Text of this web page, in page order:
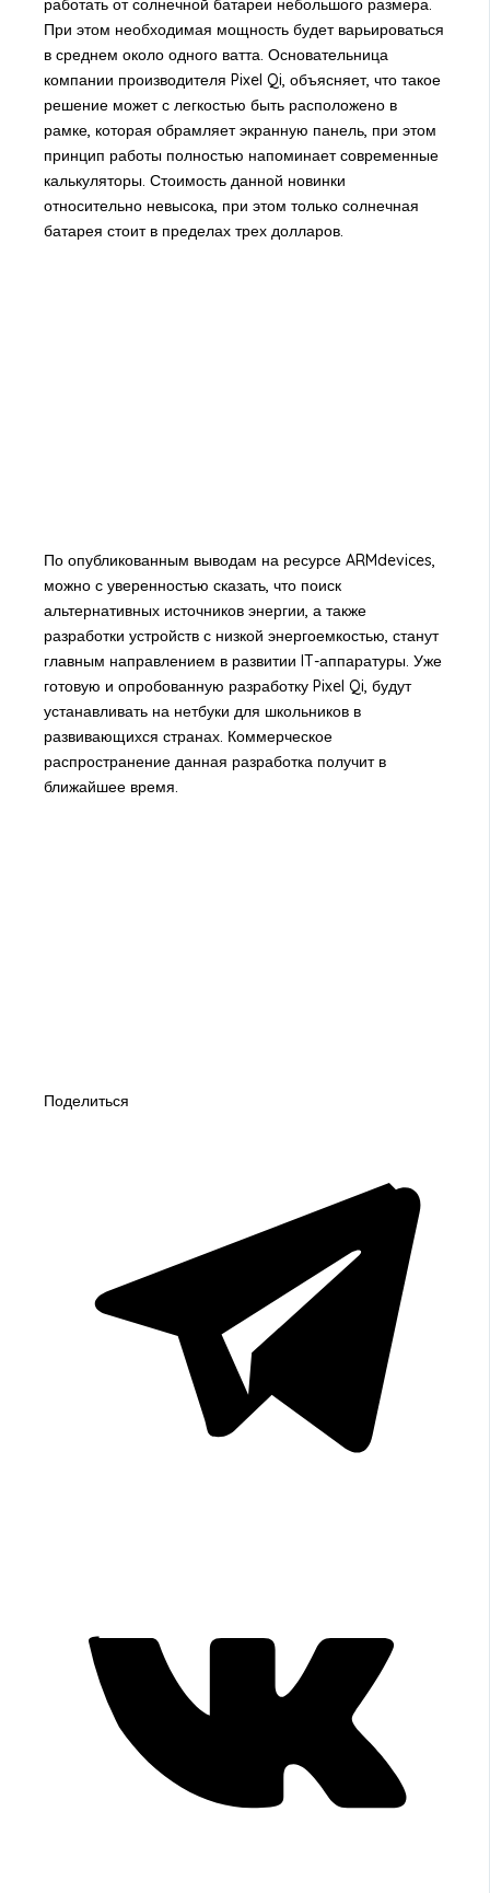
работать от солнечной батареи небольшого размера.
При этом необходимая мощность будет варьироваться
в среднем около одного ватта. Основательница
компании производителя Pixel Qi, объясняет, что такое
решение может с легкостью быть расположено в
рамке, которая обрамляет экранную панель, при этом
принцип работы полностью напоминает современные
калькуляторы. Стоимость данной новинки
относительно невысока, при этом только солнечная
батарея стоит в пределах трех долларов.
По опубликованным выводам на ресурсе ARMdevices,
можно с уверенностью сказать, что поиск
альтернативных источников энергии, а также
разработки устройств с низкой энергоемкостью, станут
главным направлением в развитии IT-аппаратуры. Уже
готовую и опробованную разработку Pixel Qi, будут
устанавливать на нетбуки для школьников в
развивающихся странах. Коммерческое
распространение данная разработка получит в
ближайшее время.
Поделиться